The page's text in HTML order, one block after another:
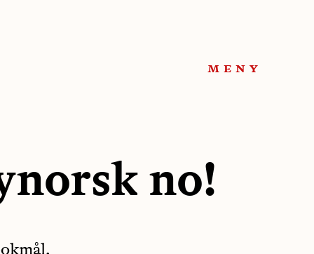
meny
no!